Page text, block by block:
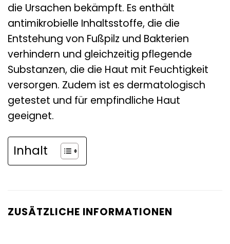
die Ursachen bekämpft. Es enthält
antimikrobielle Inhaltsstoffe, die die
Entstehung von Fußpilz und Bakterien
verhindern und gleichzeitig pflegende
Substanzen, die die Haut mit Feuchtigkeit
versorgen. Zudem ist es dermatologisch
getestet und für empfindliche Haut
geeignet.
Inhalt
ZUSÄTZLICHE INFORMATIONEN